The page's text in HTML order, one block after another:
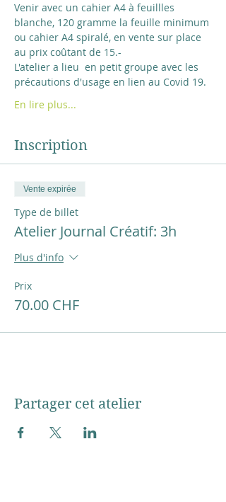
Venir avec un cahier A4 à feuillles
blanche, 120 gramme la feuille minimum
ou cahier A4 spiralé, en vente sur place
au prix coûtant de 15.-
L'atelier a lieu  en petit groupe avec les
précautions d'usage en lien au Covid 19.
En lire plus...
Inscription
Vente expirée
Type de billet
Atelier Journal Créatif: 3h
Plus d'info
Prix
70.00 CHF
Partager cet atelier